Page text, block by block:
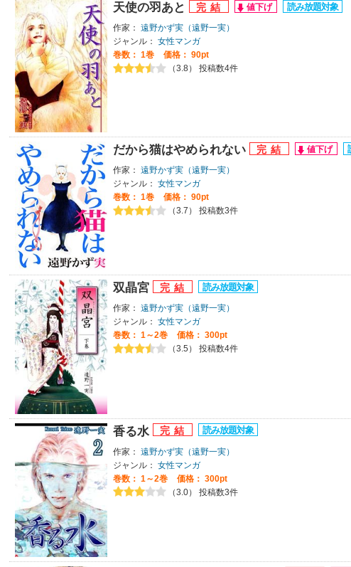
天使の羽あと
作家： 遠野かず実（遠野一実）
ジャンル： 女性マンガ
巻数： 1巻
価格： 90pt
（3.8） 投稿数4件
だから猫はやめられない
作家： 遠野かず実（遠野一実）
ジャンル： 女性マンガ
巻数： 1巻
価格： 90pt
（3.7） 投稿数3件
双晶宮
作家： 遠野かず実（遠野一実）
ジャンル： 女性マンガ
巻数： 1～2巻
価格： 300pt
（3.5） 投稿数4件
香る水
作家： 遠野かず実（遠野一実）
ジャンル： 女性マンガ
巻数： 1～2巻
価格： 300pt
（3.0） 投稿数3件